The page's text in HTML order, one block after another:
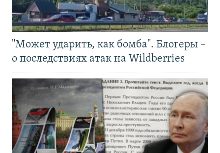
"Может ударить, как бомба". Блогеры –
о последствиях атак на Wildberries